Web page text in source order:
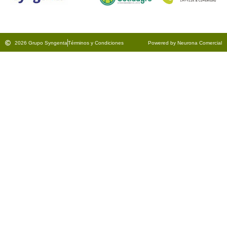
2026 Grupo SyngentaTérminos y Condiciones Powered by Neurona Comercial